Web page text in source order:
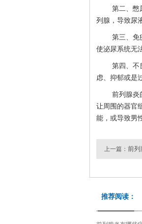
第二、憋
列腺，导致尿
第三、免
使泌尿系统无
第四、不
虑、抑郁或是
前列腺炎
让周围的器官
能，或导致男
上一篇： 前列
推荐阅读：